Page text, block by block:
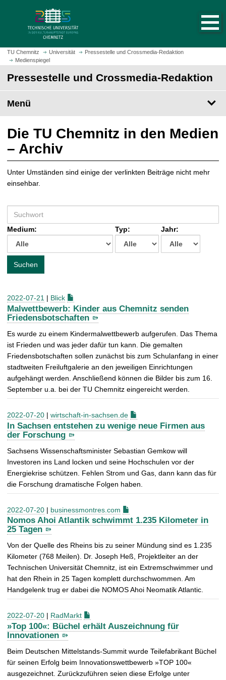
m
H
t
s
i
e
a
u
f
r
u
f
e
TU Chemnitz Universität
Pressestelle und Crossmedia-Redaktion
Medienspiegel
Pressestelle und Crossmedia-Redaktion
Menü
Die TU Chemnitz in den Medien
– Archiv
Unter Umständen sind einige der verlinkten Beiträge nicht mehr
einsehbar.
u
c
e
h
:
Medium: Typ: Jahr:
Suchen
2022-07-21 | Blick
Malwettbewerb: Kinder aus Chemnitz senden
Friedensbotschaften
Es wurde zu einem Kindermalwettbewerb aufgerufen. Das Thema
ist Frieden und was jeder dafür tun kann. Die gemalten
Friedensbotschaften sollen zunächst bis zum Schulanfang in einer
stadtweiten Freiluftgalerie an den jeweiligen Einrichtungen
aufgehängt werden. Anschließend können die Bilder bis zum 16.
September u.a. bei der TU Chemnitz eingereicht werden.
2022-07-20 | wirtschaft-in-sachsen.de
In Sachsen entstehen zu wenige neue Firmen aus
der Forschung
Sachsens Wissenschaftsminister Sebastian Gemkow will
Investoren ins Land locken und seine Hochschulen vor der
Energiekrise schützen. Fehlen Strom und Gas, dann kann das für
die Forschung dramatische Folgen haben.
2022-07-20 | businessmontres.com
Nomos Ahoi Atlantik schwimmt 1.235 Kilometer in
25 Tagen
Von der Quelle des Rheins bis zu seiner Mündung sind es 1.235
Kilometer (768 Meilen). Dr. Joseph Heß, Projektleiter an der
Technischen Universität Chemnitz, ist ein Extremschwimmer und
hat den Rhein in 25 Tagen komplett durchschwommen. Am
Handgelenk trug er dabei die NOMOS Ahoi Neomatik Atlantic.
2022-07-20 | RadMarkt
»Top 100«: Büchel erhält Auszeichnung für
Innovationen
Beim Deutschen Mittelstands-Summit wurde Teilefabrikant Büchel
für seinen Erfolg beim Innovationswettbewerb »TOP 100«
ausgezeichnet. Zurückzuführen seien diese Erfolge unter